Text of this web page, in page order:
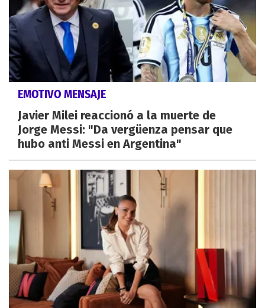
EMOTIVO MENSAJE
Javier Milei reaccionó a la muerte de
Jorge Messi: "Da vergüenza pensar que
hubo anti Messi en Argentina"